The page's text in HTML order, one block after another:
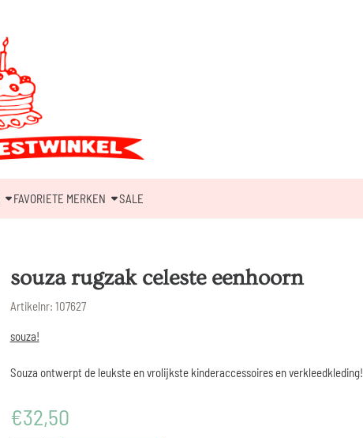
FAVORIETE MERKEN SALE
souza rugzak celeste eenhoorn
Artikelnr: 107627
souza!
Souza ontwerpt de leukste en vrolijkste kinderaccessoires en verkleedkleding!
€32,50